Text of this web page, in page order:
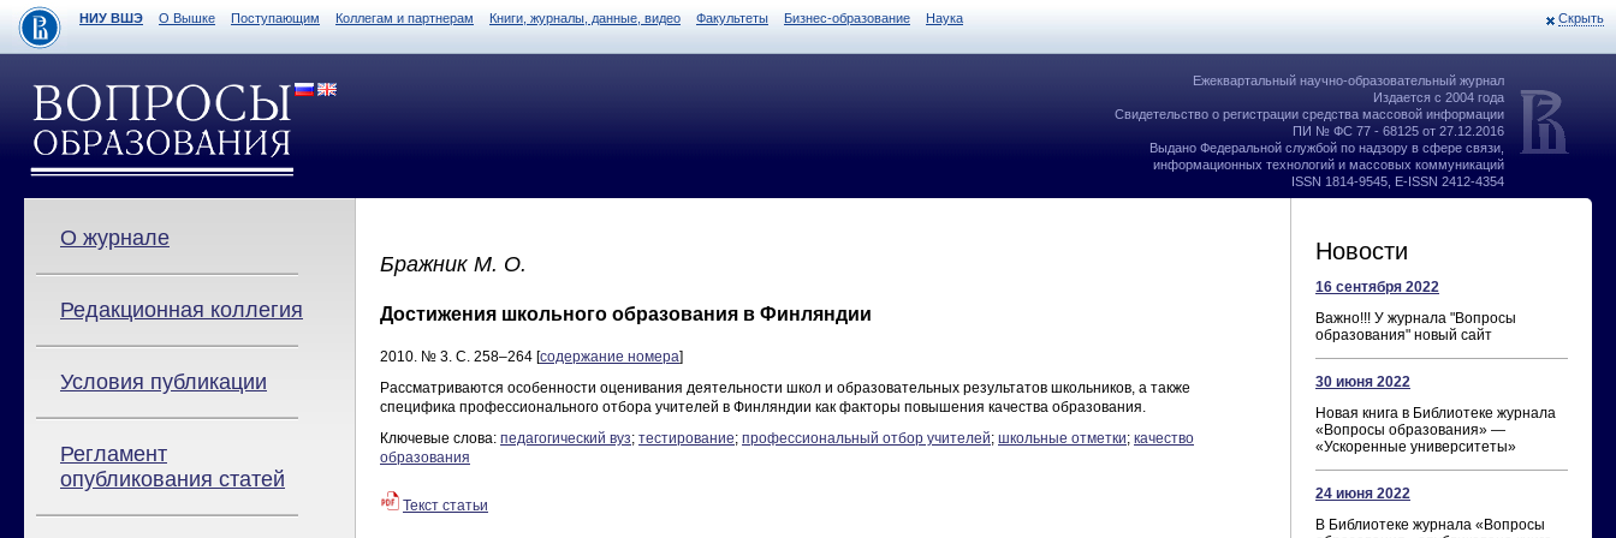
Скрыть
НИУ ВШЭ О Вышке Поступающим Коллегам и партнерам Книги, журналы, данные, видео Факультеты Бизнес-образование Наука
Ежеквартальный научно-образовательный журнал
Издается с 2004 года
Свидетельство о регистрации средства массовой информации
ПИ № ФС 77 - 68125 от 27.12.2016
Выдано Федеральной службой по надзору в сфере связи,
информационных технологий и массовых коммуникаций
ISSN 1814-9545, E-ISSN 2412-4354
О журнале
Редакционная коллегия
Условия публикации
Регламент
опубликования статей
Бражник М. О.
Достижения школьного образования в Финляндии
2010. № 3. С. 258–264 [содержание номера]
Рассматриваются особенности оценивания деятельности школ и образовательных результатов школьников, а также
специфика профессионального отбора учителей в Финляндии как факторы повышения качества образования.
Ключевые слова: педагогический вуз; тестирование; профессиональный отбор учителей; школьные отметки; качество
образования
Текст статьи
Новости
16 сентября 2022
Важно!!! У журнала "Вопросы
образования" новый сайт
30 июня 2022
Новая книга в Библиотеке журнала
«Вопросы образования» —
«Ускоренные университеты»
24 июня 2022
В Библиотеке журнала «Вопросы